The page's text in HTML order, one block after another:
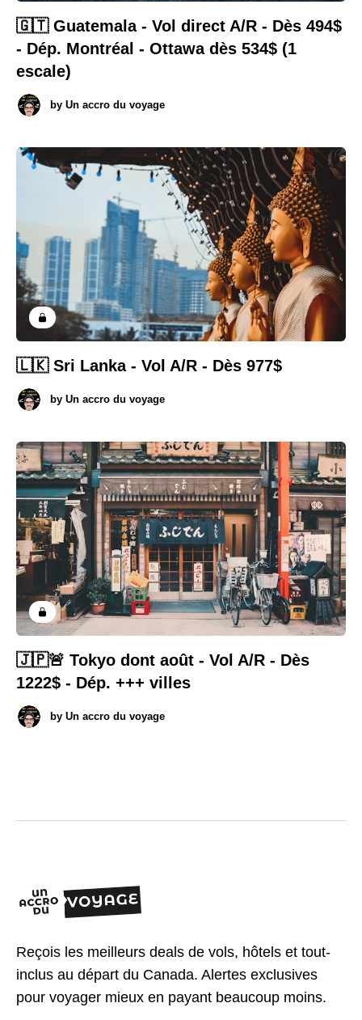
🇬🇹 Guatemala - Vol direct A/R - Dès 494$
- Dép. Montréal - Ottawa dès 534$ (1
escale)
by Un accro du voyage
🇱🇰 Sri Lanka - Vol A/R - Dès 977$
by Un accro du voyage
🇯🇵🚨 Tokyo dont août - Vol A/R - Dès
1222$ - Dép. +++ villes
by Un accro du voyage
Reçois les meilleurs deals de vols, hôtels et tout-
inclus au départ du Canada. Alertes exclusives
pour voyager mieux en payant beaucoup moins.